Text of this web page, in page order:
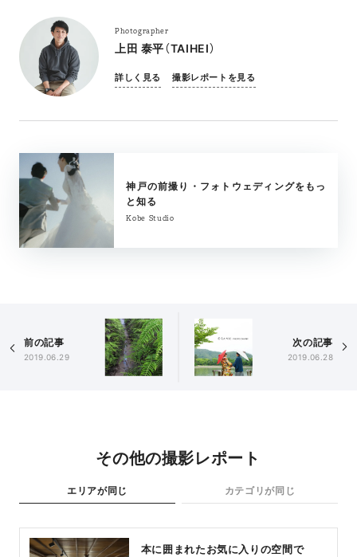
Photographer
上田 泰平（TAIHEI）
詳しく見る 撮影レポートを見る
神戸の前撮り・フォトウェディングをもっ
と知る
Kobe Studio
前の記事
2019.06.29
次の記事
2019.06.28
その他の撮影レポート
エリアが同じ カテゴリが同じ
本に囲まれたお気に入りの空間で